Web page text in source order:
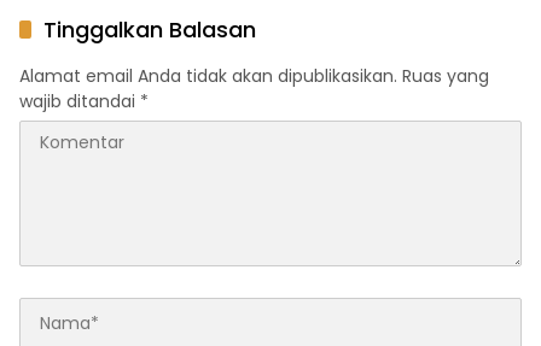
Keselamatan Berlalu Lintas
Tinggalkan Balasan
Alamat email Anda tidak akan dipublikasikan. Ruas yang
wajib ditandai *